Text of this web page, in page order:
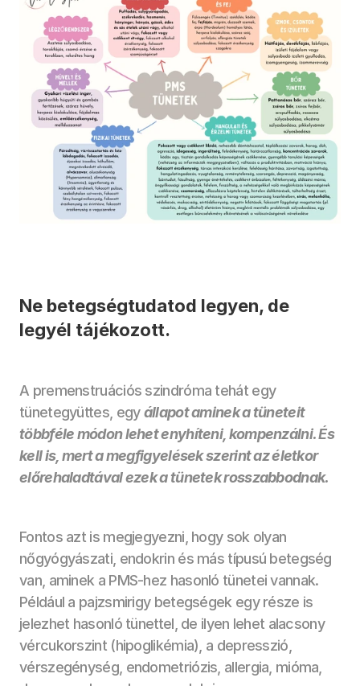
Ne betegségtudatod legyen, de
legyél tájékozott.
A premenstruációs szindróma tehát egy
tünetegyüttes, egy állapot aminek a tüneteit
többféle módon lehet enyhíteni, kompenzálni. És
kell is, mert a megfigyelések szerint az életkor
előrehaladtával ezek a tünetek rosszabbodnak.
Fontos azt is megjegyezni, hogy sok olyan
nőgyógyászati, endokrin és más típusú betegség
van, aminek a PMS-hez hasonló tünetei vannak.
Például a pajzsmirigy betegségek egy része is
jelezhet hasonló tünettel, de ilyen lehet alacsony
vércukorszint (hipoglikémia), a depresszió,
vérszegénység, endometriózis, allergia, mióma,